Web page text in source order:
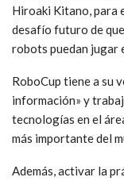
Hiroaki Kitano, para
desafío futuro de
robots puedan jugar
RoboCup tiene a su
información» y
tecnologías en el
más importante del
Además, activar la